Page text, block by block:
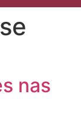
nas